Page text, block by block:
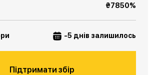
₴7850%
-5 днів залишилось
Підтримати збір